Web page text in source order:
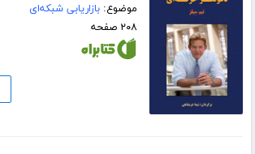
موضوع:بازاریابی شبکه‌ای
۲۰۸ صفحه